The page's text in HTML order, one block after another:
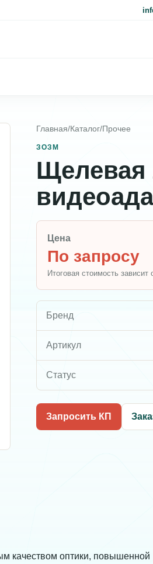
Главная/Каталог/Прочее
ЗОЗМ
Щелевая
Цена
По запросу
Итоговая стоимость зависит
Бренд
Артикул
Статус
Запросить КП
качеством оптики, повышенной